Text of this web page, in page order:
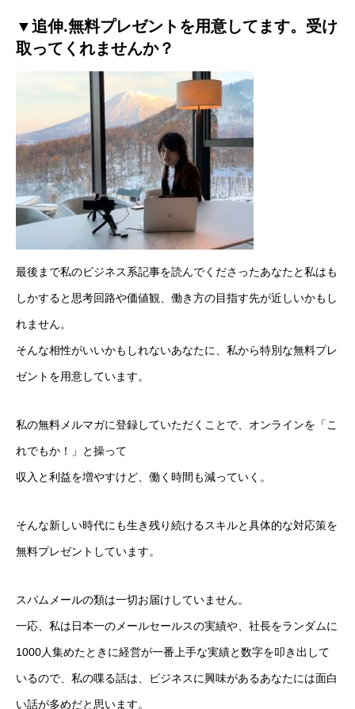
▼追伸.無料プレゼントを用意してます。受け
取ってくれませんか？
最後まで私のビジネス系記事を読んでくださったあなたと私はも
しかすると思考回路や価値観、働き方の目指す先が近しいかもし
れません。
そんな相性がいいかもしれないあなたに、私から特別な無料プレ
ゼントを用意しています。
私の無料メルマガに登録していただくことで、オンラインを「こ
れでもか！」と操って
収入と利益を増やすけど、働く時間も減っていく。
そんな新しい時代にも生き残り続けるスキルと具体的な対応策を
無料プレゼントしています。
スパムメールの類は一切お届けしていません。
一応、私は日本一のメールセールスの実績や、社長をランダムに
1000人集めたときに経営が一番上手な実績と数字を叩き出して
いるので、私の喋る話は、ビジネスに興味があるあなたには面白
い話が多めだと思います。